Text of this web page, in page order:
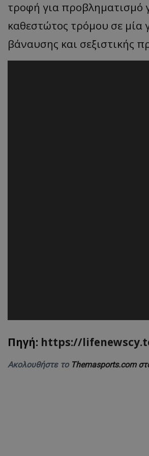
τροφή για προβληματισμό
καθεστώτος τρόμου σε μία
βάναυσης και σεξιστικής
Πηγή: https://
Ακολουθήστε το Themasports.com